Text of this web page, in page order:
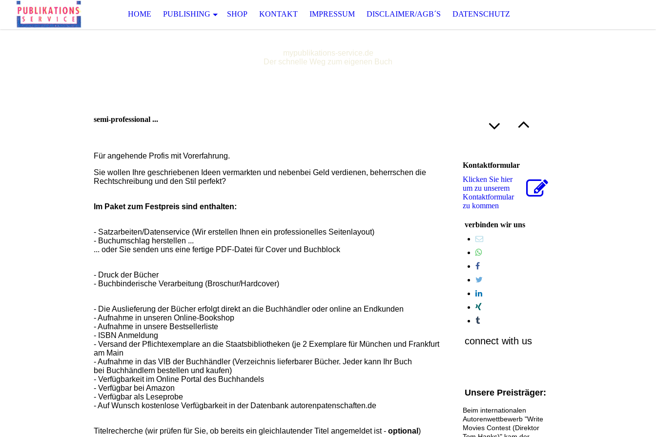
HOME PUBLISHING SHOP KONTAKT IMPRESSUM DISCLAIMER/AGB´S DATENSCHUTZ
mypublikations-service.de
Der schnelle Weg zum eigenen Buch
semi-professional ...
Für angehende Profis mit Vorerfahrung.
Sie wollen Ihre geschriebenen Ideen vermarkten und nebenbei Geld verdienen, beherrschen die
Rechtschreibung und den Stil perfekt?
Im Paket zum Festpreis sind enthalten:
- Satzarbeiten/Datenservice (Wir erstellen Ihnen ein professionelles Seitenlayout)
- Buchumschlag herstellen ...
... oder Sie senden uns eine fertige PDF-Datei für Cover und Buchblock
- Druck der Bücher
- Buchbinderische Verarbeitung (Broschur/Hardcover)
- Die Auslieferung der Bücher erfolgt direkt an die Buchhändler oder online an Endkunden
- Aufnahme in unseren Online-Bookshop
- Aufnahme in unsere Bestsellerliste
- ISBN Anmeldung
- Versand der Pflichtexemplare an die Staatsbibliotheken (je 2 Exemplare für München und Frankfurt
am Main
- Aufnahme in das VlB der Buchhändler (Verzeichnis lieferbarer Bücher. Jeder kann Ihr Buch
bei Buchhändlern bestellen und kaufen)
- Verfügbarkeit im Online Portal des Buchhandels
- Verfügbar bei Amazon
- Verfügbar als Leseprobe
- Auf Wunsch kostenlose Verfügbarkeit in der Datenbank autorenpatenschaften.de
Titelrecherche (wir prüfen für Sie, ob bereits ein gleichlautender Titel angemeldet ist - optional )
Kontaktformular
Klicken Sie hier
um zu unserem
Kon­takt­for­mu­lar
zu kommen
verbinden wir uns
connect with us
Unsere Preisträger:
Beim internationalen
Autorenwettbewerb "Write
Movies Contest (Direktor